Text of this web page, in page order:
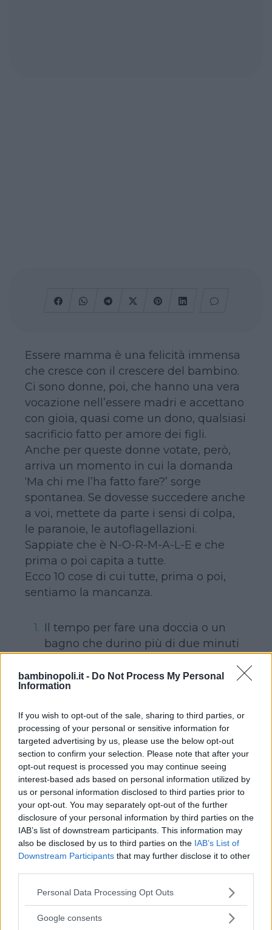
bambinopoli.it - Do Not Process My Personal
Information
If you wish to opt-out of the sale, sharing to third parties, or
processing of your personal or sensitive information for
targeted advertising by us, please use the below opt-out
section to confirm your selection. Please note that after your
opt-out request is processed you may continue seeing
interest-based ads based on personal information utilized by
us or personal information disclosed to third parties prior to
your opt-out. You may separately opt-out of the further
disclosure of your personal information by third parties on the
IAB’s list of downstream participants. This information may
also be disclosed by us to third parties on the IAB’s List of
Downstream Participants that may further disclose it to other
Please note that this website/app uses one or more Google
not limited to your visit or usage behaviour. You may click to
Personal Data Processing Opt Outs
Google consents
Essere mamma è una felicità immensa
che cresce con il crescere del bambino.
Ci sono donne, poi, che hanno una vera
vocazione nell’essere madri e accettano
con gioia, quasi come un dono, qualsiasi
sacrificio fatto per amore dei figli.
Anche per queste donne votate, però,
arriva un momento in cui la domanda
‘Ma chi me l’ha fatto fare?’ sorge
spontanea. Se dovesse succedere anche
a voi, mettete da parte i sensi di colpa,
le paranoie, le autoflagellazioni.
Sappiate che è N-O-R-M-A-L-E e che
prima o poi capita a tutte.
Ecco 10 cose di cui tutte, prima o poi,
sentiamo la mancanza.
Il tempo per fare una doccia o un
bagno che durino più di due minuti
se siamo solite farlo, prenderci cura
dei nostri capelli con impacchi
semplicemente coccolarci immerse
dentro la schiuma.
La privacy in bagno mentre si
espletano i propri bisogni funzionali?
Da quanto non vi ritrovate da sole a
fare pipì o peggio?
La serenità di una cena al ristorante
con il proprio compagno/marito
distruzione tutti i bicchieri,
raccogliere il cibo rovesciato in giro,